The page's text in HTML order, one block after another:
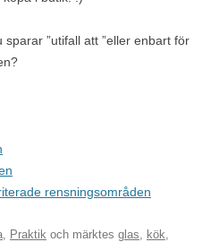
”utifall att ”eller enbart för
rensningsområden
Praktik och märktes glas kök